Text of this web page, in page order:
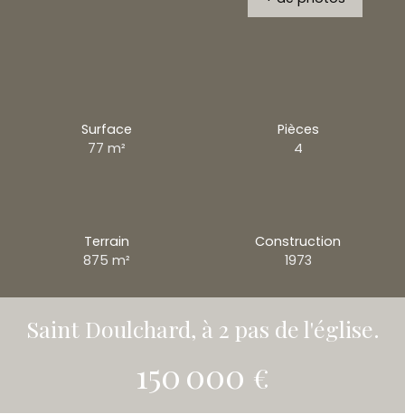
Surface
77m²
Pièces
4
Terrain
875m²
Construction
1973
Saint Doulchard, à 2 pas de l'église.
150 000 €